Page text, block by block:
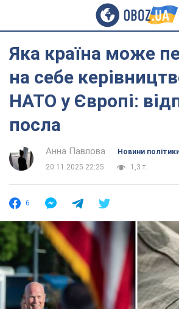
Яка країна може
на себе
НАТО у Європі:
посла
Анна Павлова
Новини
20.11.2025 22:25
1,3 т.
6